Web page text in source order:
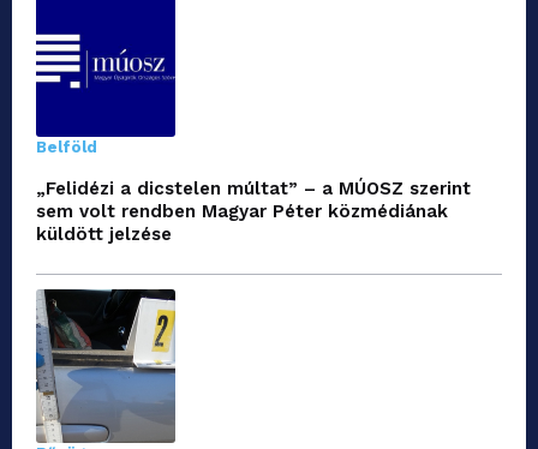
Belföld
„Felidézi a dicstelen múltat” – a MÚOSZ szerint
sem volt rendben Magyar Péter közmédiának
küldött jelzése